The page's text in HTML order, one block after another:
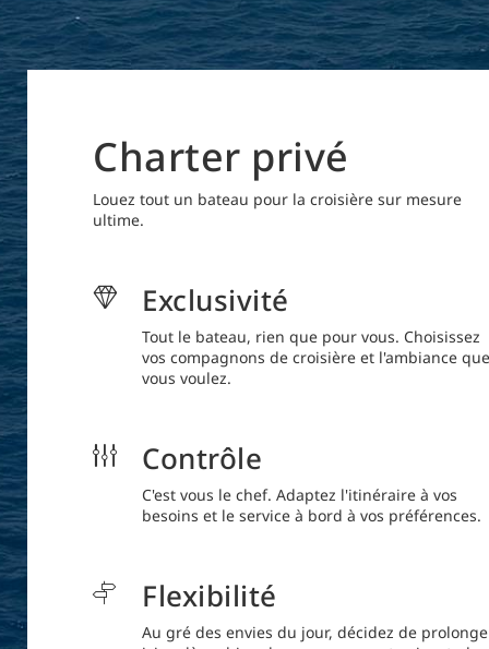
Charter privé
Louez tout un bateau pour la croisière sur mesure
ultime.
Exclusivité
Tout le bateau, rien que pour vous. Choisissez
vos compagnons de croisière et l'ambiance que
vous voulez.
Contrôle
C'est vous le chef. Adaptez l'itinéraire à vos
besoins et le service à bord à vos préférences.
Flexibilité
Au gré des envies du jour, décidez de